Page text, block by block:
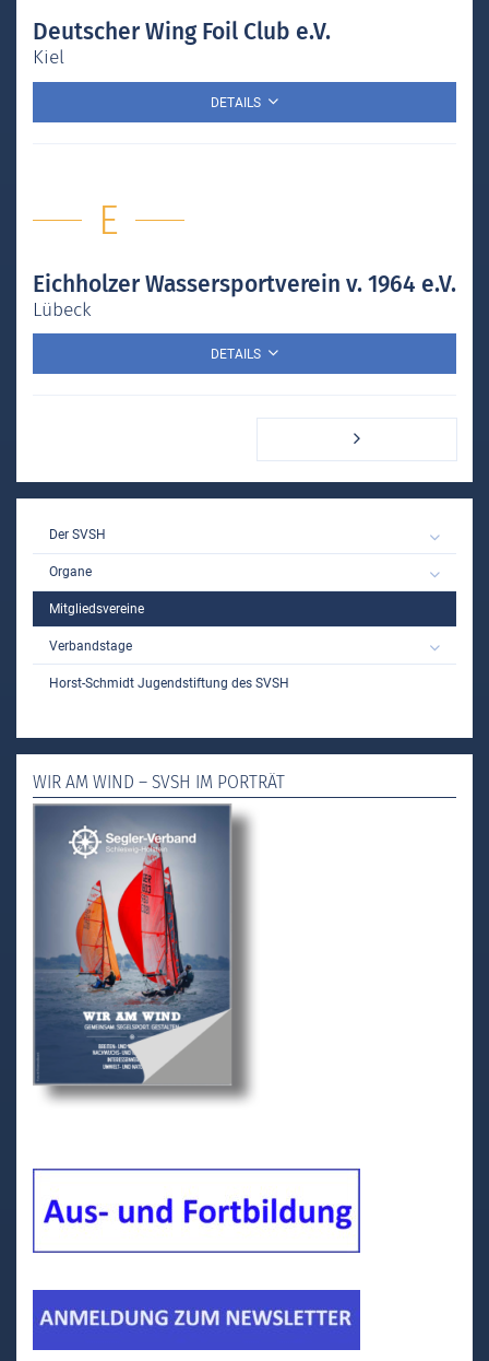
Deutscher Wing Foil Club e.V.
Kiel
DETAILS
E
Eichholzer Wassersportverein v. 1964 e.V.
Lübeck
DETAILS
MAIN
Der SVSH
Organe
Mitgliedsvereine
Verbandstage
Horst-Schmidt Jugendstiftung des SVSH
WIR AM WIND – SVSH IM PORTRÄT